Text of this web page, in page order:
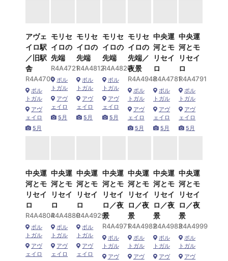
アヴェ
イロ駅
／旧駅
舎
R4A4700
ポル
トガル
アヴ
ェイロ
5月
モリセ
イロの
先端
R4A4721
ポル
トガル
アヴ
ェイロ
5月
モリセ
イロの
先端
R4A4812
ポル
トガル
アヴ
ェイロ
5月
モリセ
イロの
先端
R4A4820
ポル
トガル
アヴ
ェイロ
5月
モリセ
イロの
先端／
夜景
R4A4948
ポル
トガル
アヴ
ェイロ
5月
中央運
河とモ
リセイ
ロ
R4A4781
ポル
トガル
アヴ
ェイロ
5月
中央運
河とモ
リセイ
ロ
R4A4791
ポル
トガル
アヴ
ェイロ
5月
中央運
河とモ
リセイ
ロ
R4A4804
ポル
トガル
アヴ
ェイロ
中央運
河とモ
リセイ
ロ
R4A4880
ポル
トガル
アヴ
ェイロ
中央運
河とモ
リセイ
ロ
R4A4929
ポル
トガル
アヴ
ェイロ
中央運
河とモ
リセイ
ロ／夜
景
R4A4971
ポル
トガル
アヴ
中央運
河とモ
リセイ
ロ／夜
景
R4A4982
ポル
トガル
アヴ
中央運
河とモ
リセイ
ロ／夜
景
R4A4983
ポル
トガル
アヴ
中央運
河とモ
リセイ
ロ／夜
景
R4A4999
ポル
トガル
アヴ